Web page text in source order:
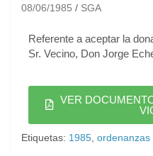
08/06/1985 SGA
Referente a aceptar la
Sr. Vecino, Don Jorge
VER
Etiquetas: 1985 ordenanzas